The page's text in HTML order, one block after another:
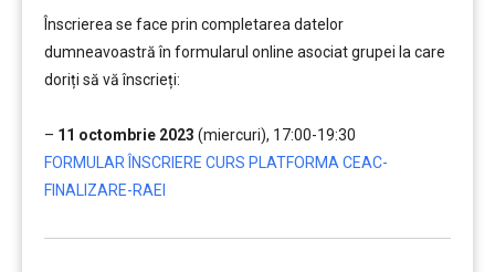
Înscrierea se face prin completarea datelor
dumneavoastră în formularul online asociat grupei la care
doriți să vă înscrieți:
– 11 octombrie 2023 (miercuri), 17:00-19:30
FORMULAR ÎNSCRIERE CURS PLATFORMA CEAC-
FINALIZARE-RAEI